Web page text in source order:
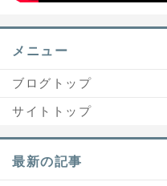
メニュー
ブログトップ
サイトトップ
最新の記事